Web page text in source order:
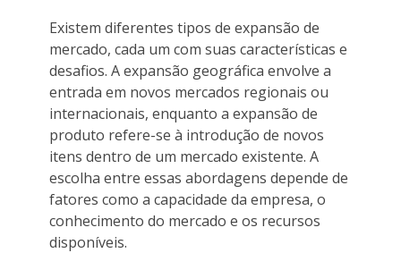
Existem diferentes tipos de expansão de
mercado, cada um com suas características e
desafios. A expansão geográfica envolve a
entrada em novos mercados regionais ou
internacionais, enquanto a expansão de
produto refere-se à introdução de novos
itens dentro de um mercado existente. A
escolha entre essas abordagens depende de
fatores como a capacidade da empresa, o
conhecimento do mercado e os recursos
disponíveis.